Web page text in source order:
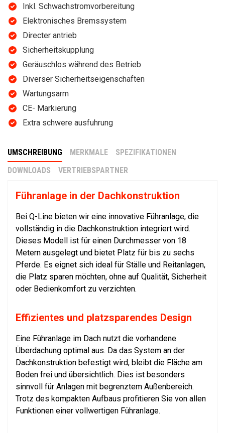
Inkl. Schwachstromvorbereitung
Elektronisches Bremssystem
Directer antrieb
Sicherheitskupplung
Geräuschlos während des Betrieb
Diverser Sicherheitseigenschaften
Wartungsarm
CE- Markierung
Extra schwere ausfuhrung
UMSCHREIBUNG MERKMALE
SPEZIFIKATIONEN
DOWNLOADS
VERTRIEBSPARTNER
Führanlage in der Dachkonstruktion
Bei Q-Line bieten wir eine innovative Führanlage, die
vollständig in die Dachkonstruktion integriert wird.
Dieses Modell ist für einen Durchmesser von 18
Metern ausgelegt und bietet Platz für bis zu sechs
Pferde. Es eignet sich ideal für Ställe und Reitanlagen,
die Platz sparen möchten, ohne auf Qualität, Sicherheit
oder Bedienkomfort zu verzichten.
Effizientes und platzsparendes Design
Eine Führanlage im Dach nutzt die vorhandene
Überdachung optimal aus. Da das System an der
Dachkonstruktion befestigt wird, bleibt die Fläche am
Boden frei und übersichtlich. Dies ist besonders
sinnvoll für Anlagen mit begrenztem Außenbereich.
Trotz des kompakten Aufbaus profitieren Sie von allen
Funktionen einer vollwertigen Führanlage.